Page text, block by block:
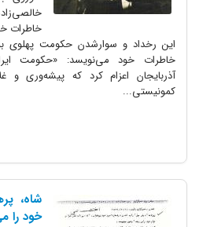
خاطرات
این رخداد و سوارشدن حکومت پهلوی
خاطرات خود می‌نویسد: «حکومت
آذربایجان اعزام کرد که پیشه‌وری و
کمونیستی...
شاه،
خود را